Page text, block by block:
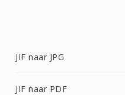
JIF naar JPG
JIF naar PDF